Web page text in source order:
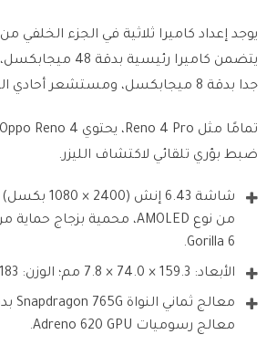
يتضمن كاميرا رئيسية
جدا بدقة 8 ميجابكسل، ومستشعر أحادي اللون 2 ميجابكسل.
ضبط بؤري تلقائي لاكتشاف الليزر.
Gorilla 6.
الأبعاد: 159.3 × 74.0 × 7.8 مم؛ الوزن: 183 جرام
معالج رسوميات Adreno 620 GPU.